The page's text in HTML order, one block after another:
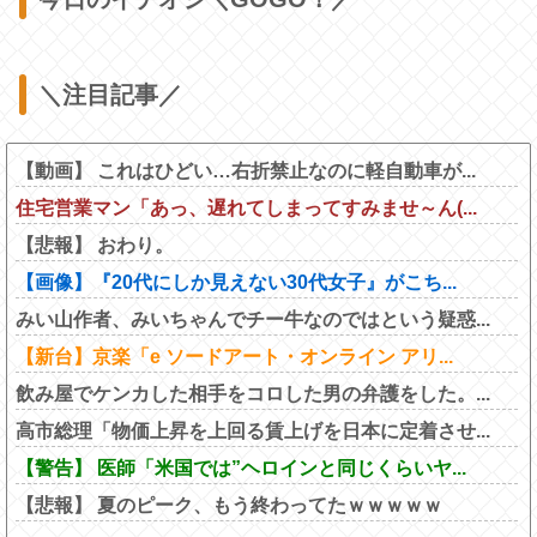
＼注目記事／
【動画】 これはひどい…右折禁止なのに軽自動車が...
住宅営業マン「あっ、遅れてしまってすみませ～ん(...
【悲報】 おわり。
【画像】『20代にしか見えない30代女子』がこち...
みい山作者、みいちゃんでチー牛なのではという疑惑...
【新台】京楽「e ソードアート・オンライン アリ...
飲み屋でケンカした相手をコロした男の弁護をした。...
高市総理「物価上昇を上回る賃上げを日本に定着させ...
【警告】 医師「米国では”ヘロインと同じくらいヤ...
【悲報】 夏のピーク、もう終わってたｗｗｗｗｗ